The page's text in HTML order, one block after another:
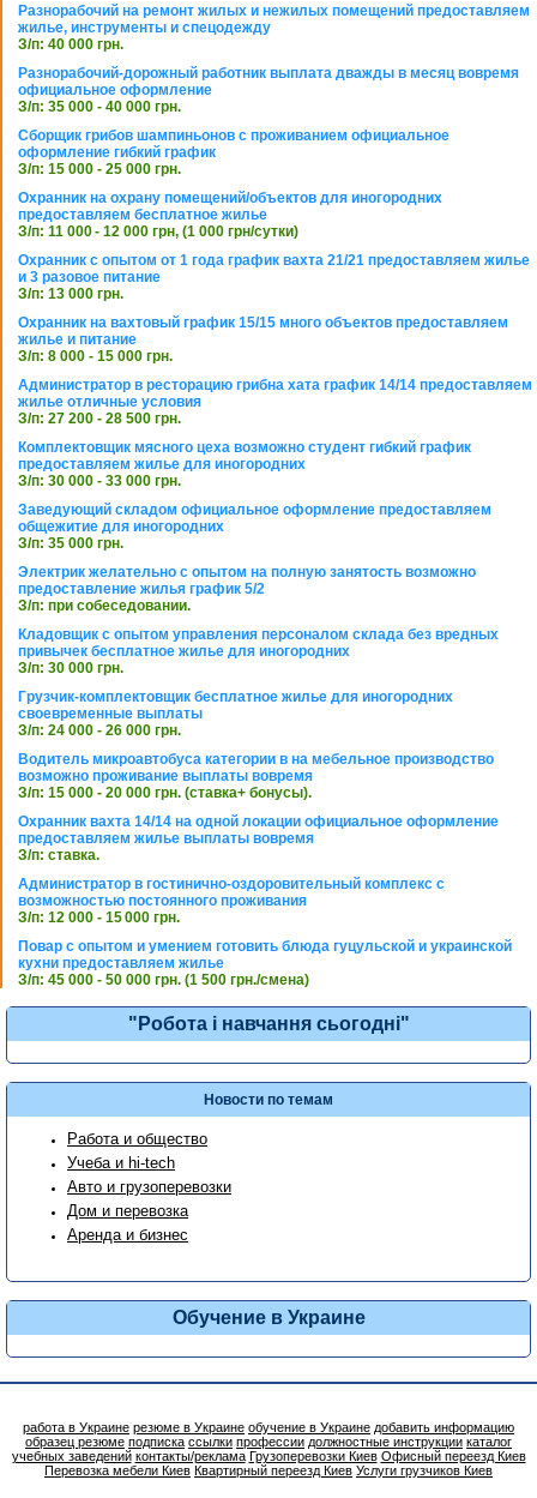
Разнорабочий на ремонт жилых и нежилых помещений предоставляем
жилье, инструменты и спецодежду
З/п: 40 000 грн.
Разнорабочий-дорожный работник выплата дважды в месяц вовремя
официальное оформление
З/п: 35 000 - 40 000 грн.
Сборщик грибов шампиньонов с проживанием официальное
оформление гибкий график
З/п: 15 000 - 25 000 грн.
Охранник на охрану помещений/объектов для иногородних
предоставляем бесплатное жилье
З/п: 11 000 - 12 000 грн, (1 000 грн/сутки)
Охранник с опытом от 1 года график вахта 21/21 предоставляем жилье
и 3 разовое питание
З/п: 13 000 грн.
Охранник на вахтовый график 15/15 много объектов предоставляем
жилье и питание
З/п: 8 000 - 15 000 грн.
Администратор в ресторацию грибна хата график 14/14 предоставляем
жилье отличные условия
З/п: 27 200 - 28 500 грн.
Комплектовщик мясного цеха возможно студент гибкий график
предоставляем жилье для иногородних
З/п: 30 000 - 33 000 грн.
Заведующий складом официальное оформление предоставляем
общежитие для иногородних
З/п: 35 000 грн.
Электрик желательно с опытом на полную занятость возможно
предоставление жилья график 5/2
З/п: при собеседовании.
Кладовщик с опытом управления персоналом склада без вредных
привычек бесплатное жилье для иногородних
З/п: 30 000 грн.
Грузчик-комплектовщик бесплатное жилье для иногородних
своевременные выплаты
З/п: 24 000 - 26 000 грн.
Водитель микроавтобуса категории в на мебельное производство
возможно проживание выплаты вовремя
З/п: 15 000 - 20 000 грн. (ставка+ бонусы).
Охранник вахта 14/14 на одной локации официальное оформление
предоставляем жилье выплаты вовремя
З/п: ставка.
Администратор в гостинично-оздоровительный комплекс с
возможностью постоянного проживания
З/п: 12 000 - 15 000 грн.
Повар с опытом и умением готовить блюда гуцульской и украинской
кухни предоставляем жилье
З/п: 45 000 - 50 000 грн. (1 500 грн./смена)
"Робота і навчання сьогодні"
Новости по темам
Работа и общество
Учеба и hi-tech
Авто и грузоперевозки
Дом и перевозка
Аренда и бизнес
Обучение в Украине
работа в Украине резюме в Украине обучение в Украине добавить информацию
образец резюме подписка ссылки профессии должностные инструкции каталог
учебных заведений контакты/реклама Грузоперевозки Киев Офисный переезд Киев
Перевозка мебели Киев Квартирный переезд Киев Услуги грузчиков Киев